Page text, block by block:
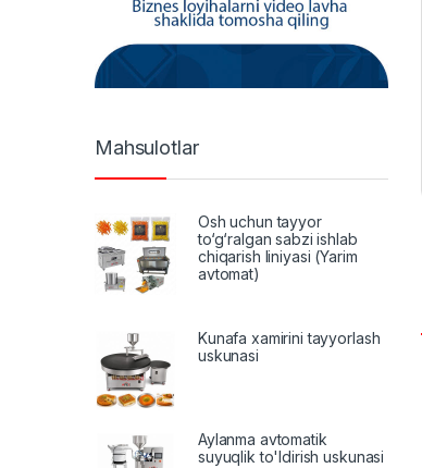
Mahsulotlar
Osh uchun tayyor
to‘g‘ralgan sabzi ishlab
chiqarish liniyasi (Yarim
avtomat)
Kunafa xamirini tayyorlash
uskunasi
Aylanma avtomatik
suyuqlik to'ldirish uskunasi